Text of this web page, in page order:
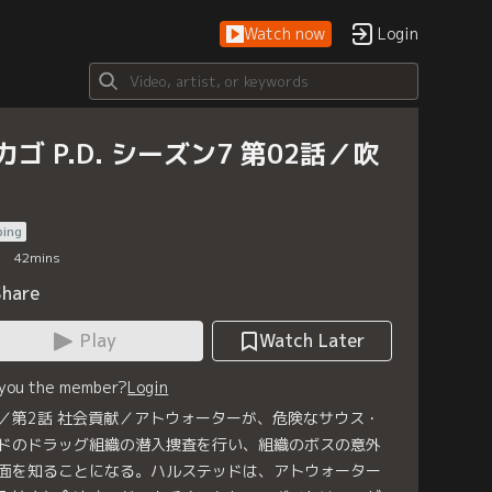
Watch now Login
ゴ P.D. シーズン7 第02話／吹
42mins
Play
Watch Later
the member?Login
第2話 社会貢献／アトウォーターが、危険なサウス・
のドラッグ組織の潜入捜査を行い、組織のボスの意外
を知ることになる。ハルステッドは、アトウォーター